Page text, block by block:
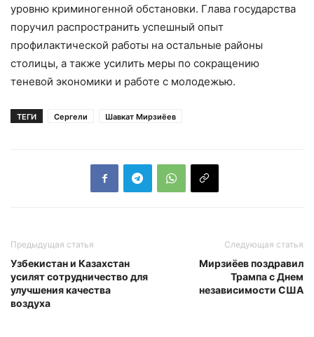
уровню криминогенной обстановки. Глава государства
поручил распространить успешный опыт
профилактической работы на остальные районы
столицы, а также усилить меры по сокращению
теневой экономики и работе с молодежью.
ТЕГИ Сергели Шавкат Мирзиёев
Предыдущая статья
Узбекистан и Казахстан
усилят сотрудничество для
улучшения качества
воздуха
Следующая статья
Мирзиёев поздравил
Трампа с Днем
независимости США